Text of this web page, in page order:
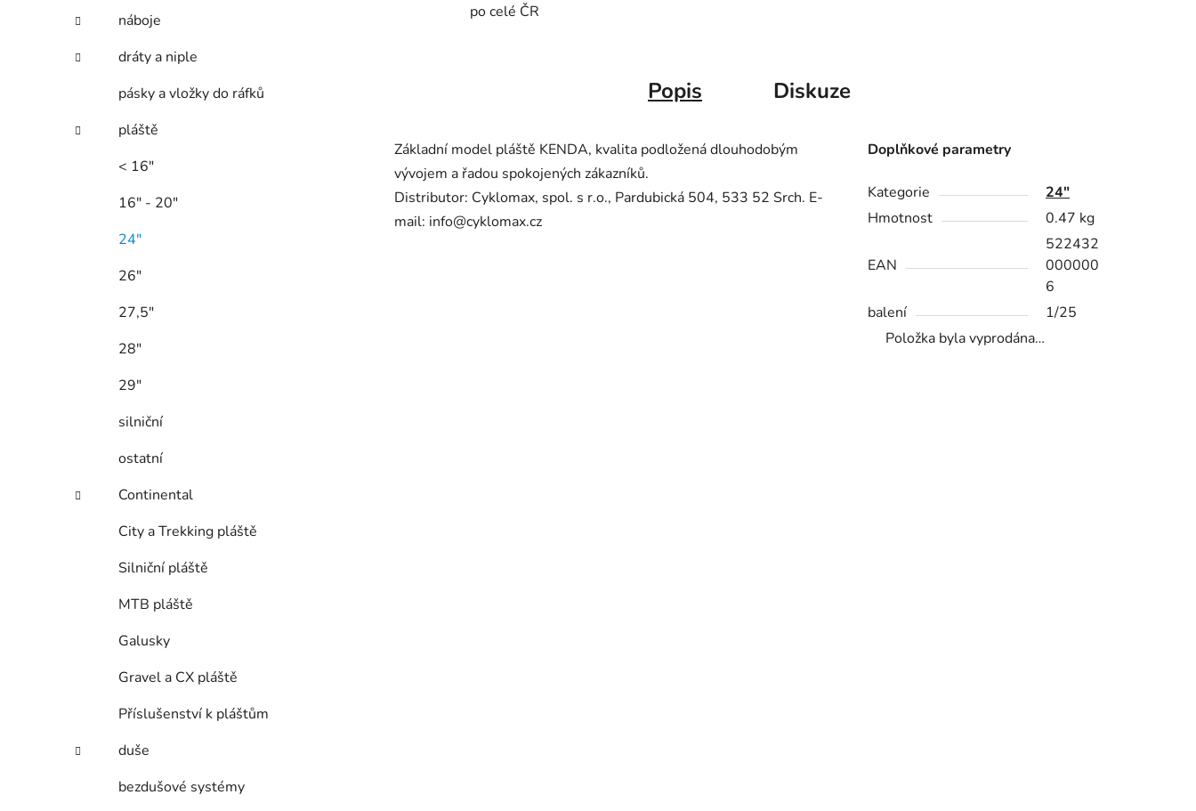
náboje
dráty a niple
pásky a vložky do ráfků
pláště
< 16"
16" - 20"
24"
26"
27,5"
28"
29"
silniční
ostatní
Continental
City a Trekking pláště
Silniční pláště
MTB pláště
Galusky
Gravel a CX pláště
Příslušenství k pláštům
duše
bezdušové systémy
po celé ČR
Popis Diskuze
Základní model pláště KENDA, kvalita podložená dlouhodobým
vývojem a řadou spokojených zákazníků.
Distributor: Cyklomax, spol. s r.o., Pardubická 504, 533 52 Srch. E-
mail: info@cyklomax.cz
Doplňkové parametry
Kategorie
24"
Hmotnost
0.47 kg
EAN
522432
000000
6
balení
1/25
Položka byla vyprodána…